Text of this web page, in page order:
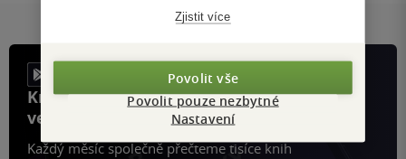
Knihy, recenze a klubové výhody
ve vaší kapse a naší appce KDčko
Každý měsíc společně přečteme tisíce knih
Zjistit více
Povolit vše
Povolit pouze nezbytné
Nastavení